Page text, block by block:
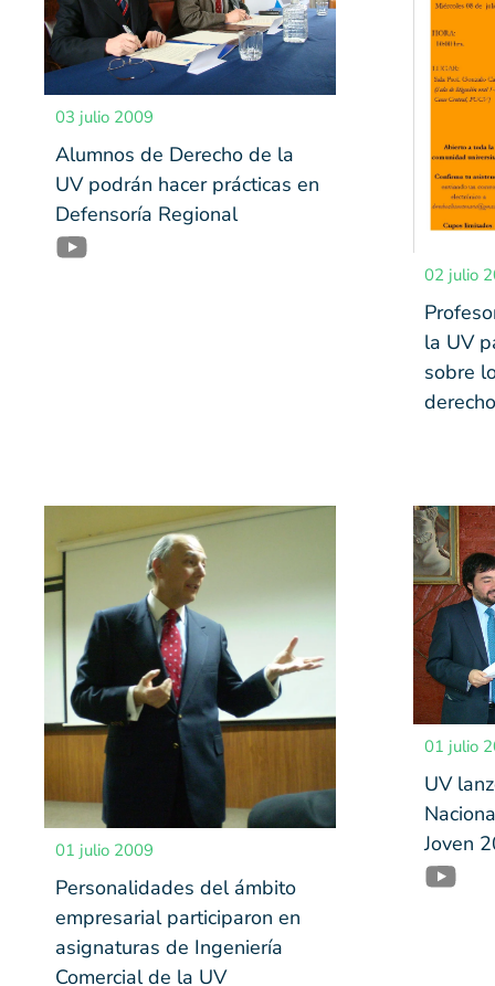
03 julio 2009
Alumnos de Derecho de la
UV podrán hacer prácticas en
Defensoría Regional
02 julio
la UV
sobre
01 julio 2009
Personalidades del ámbito
empresarial participaron en
asignaturas de Ingeniería
Comercial de la UV
01 julio
UV
Joven